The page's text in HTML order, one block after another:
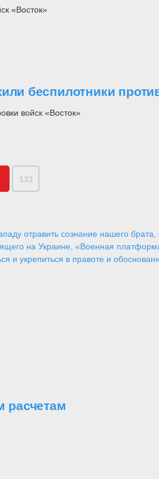
«Восток»
беспилотники
войск «Восток»
131
отравить сознание нашего
на Украине, «Военная
укрепиться в правоте и
расчетам